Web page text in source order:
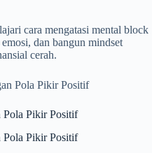
cara mengatasi mental block
dan bangun mindset
cerah.
Pola Pikir Positif
Pola Pikir Positif